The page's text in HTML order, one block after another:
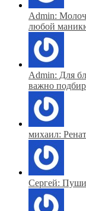
Admin:
любой
Admin: Для
важно
михаил:
Сергей: